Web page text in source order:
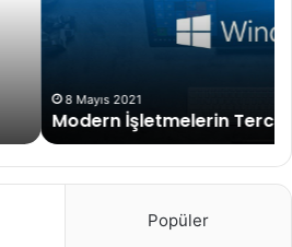
Tercihi Windows 10 Pro
Popüler